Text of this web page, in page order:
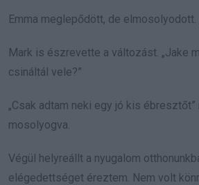
Emma meglepődött, de elmosolyodott.
Mark is észrevette a változást. „Jake
csináltál vele?”
„Csak adtam neki egy jó kis ébresztőt”
mosolyogva.
Végül helyreállt a nyugalom
elégedettséget éreztem. Nem volt